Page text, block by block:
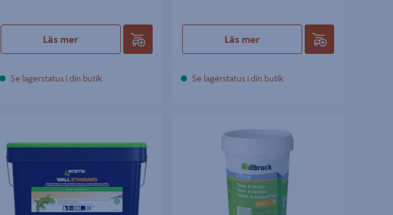
Läs mer
Se lagerstatus i din butik
Läs mer
Se lagerstatus i din butik
ALLROUND 1L